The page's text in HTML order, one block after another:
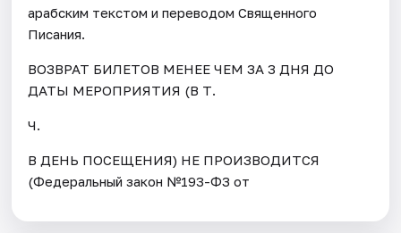
арабским текстом и переводом Священного
Писания.
ВОЗВРАТ БИЛЕТОВ МЕНЕЕ ЧЕМ ЗА 3 ДНЯ ДО
ДАТЫ МЕРОПРИЯТИЯ (В Т.
Ч.
В ДЕНЬ ПОСЕЩЕНИЯ) НЕ ПРОИЗВОДИТСЯ
(Федеральный закон №193-ФЗ от